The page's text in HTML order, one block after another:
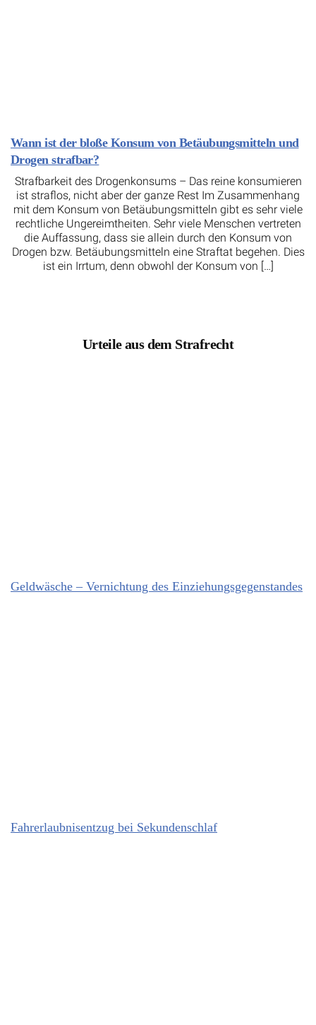
Wann ist der bloße Konsum von Betäubungsmitteln und
Drogen strafbar?
Strafbarkeit des Drogenkonsums – Das reine konsumieren
ist straflos, nicht aber der ganze Rest Im Zusammenhang
mit dem Konsum von Betäubungsmitteln gibt es sehr viele
rechtliche Ungereimtheiten. Sehr viele Menschen vertreten
die Auffassung, dass sie allein durch den Konsum von
Drogen bzw. Betäubungsmitteln eine Straftat begehen. Dies
ist ein Irrtum, denn obwohl der Konsum von […]
Urteile aus dem Strafrecht
Geldwäsche – Vernichtung des Einziehungsgegenstandes
Fahrerlaubnisentzug bei Sekundenschlaf